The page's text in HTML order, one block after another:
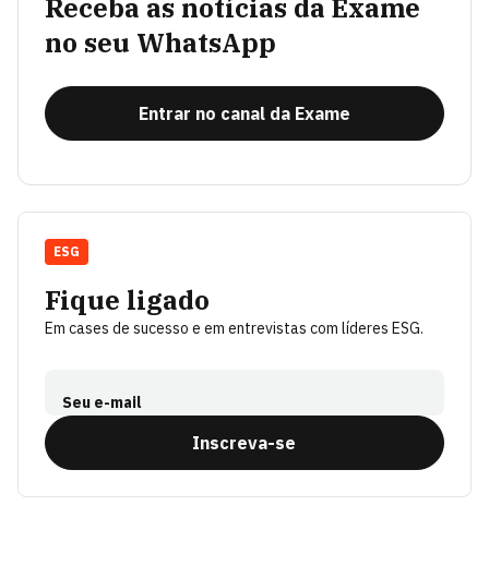
Receba as notícias da Exame
no seu WhatsApp
Entrar no canal da Exame
Fique ligado
Em cases de sucesso e em entrevistas com líderes ESG.
Seu e-mail
Inscreva-se
ESG